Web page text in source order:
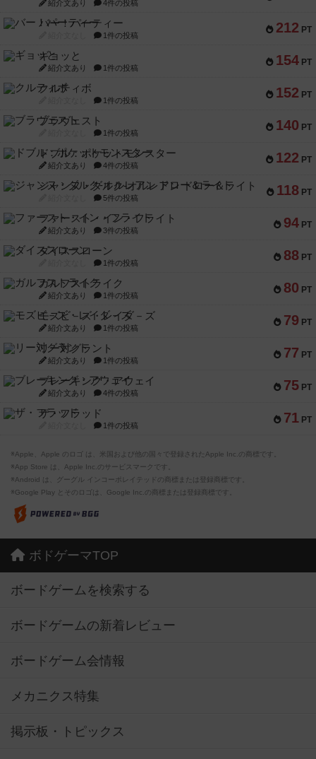
紹介文あり 4件の投稿
212 PT
バー！パーティー
1件の投稿
154 PT
ギョッと
紹介文あり 1件の投稿
152 PT
クルティボ
1件の投稿
140 PT
ブラヴェスト
1件の投稿
122 PT
ドブル：ポケットモンスター
紹介文あり 4件の投稿
118 PT
ジャンヌ・ダルク-オルレアン ドロー＆ライト
5件の投稿
94 PT
ファースト・イン・フライト
紹介文あり 3件の投稿
88 PT
ダイススローン
1件の投稿
80 PT
ガルフストライク
紹介文あり 1件の投稿
79 PT
モズビ－ズ・レイダ－ズ
紹介文あり 1件の投稿
77 PT
リー対グラント
紹介文あり 1件の投稿
75 PT
ブレーキング・アウェイ
紹介文あり 4件の投稿
71 PT
ザ・フラッド
1件の投稿
※Apple、Apple のロゴ は、米国および他の国々で登録されたApple Inc.の商標です。
※App Store は、Apple Inc.のサービスマークです。
※Android は、グーグル インコーポレイテッドの商標または登録商標です。
※Google Play とそのロゴは、Google Inc.の商標または登録商標です。
ボドゲーマTOP
ボードゲームを検索する
ボードゲームの新着レビュー
ボードゲーム会情報
メカニクス特集
掲示板・トピックス